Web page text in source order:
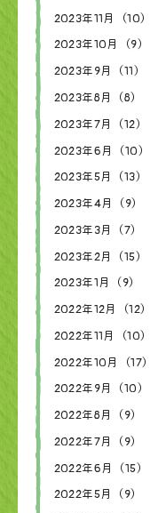
2023年11月（10）
2023年10月（9）
2023年9月（11）
2023年8月（8）
2023年7月（12）
2023年6月（10）
2023年5月（13）
2023年4月（9）
2023年3月（7）
2023年2月（15）
2023年1月（9）
2022年12月（12）
2022年11月（10）
2022年10月（17）
2022年9月（10）
2022年8月（9）
2022年7月（9）
2022年6月（15）
2022年5月（9）